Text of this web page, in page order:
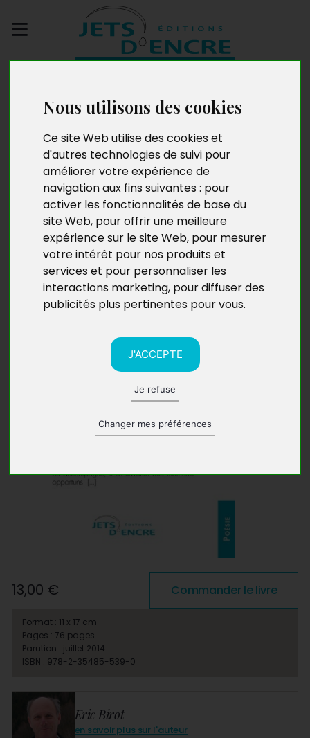
Nous utilisons des cookies
Ce site Web utilise des cookies et
d'autres technologies de suivi pour
améliorer votre expérience de
navigation aux fins suivantes : pour
activer les fonctionnalités de base du
site Web, pour offrir une meilleure
expérience sur le site Web, pour mesurer
votre intérêt pour nos produits et
services et pour personnaliser les
interactions marketing, pour diffuser des
publicités plus pertinentes pour vous.
J'ACCEPTE
Je refuse
Changer mes préférences
Textes libres - Les
Loisirs ordinaires
Eric Birot
en savoir plus sur l'auteur
13,00 € Commander le livre
Format : 11 x 17 cm
Pages : 76 pages
Parution : juillet 2014
ISBN : 978-2-35485-539-0